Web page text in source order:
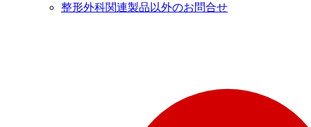
整形外科関連製品以外のお問合せ